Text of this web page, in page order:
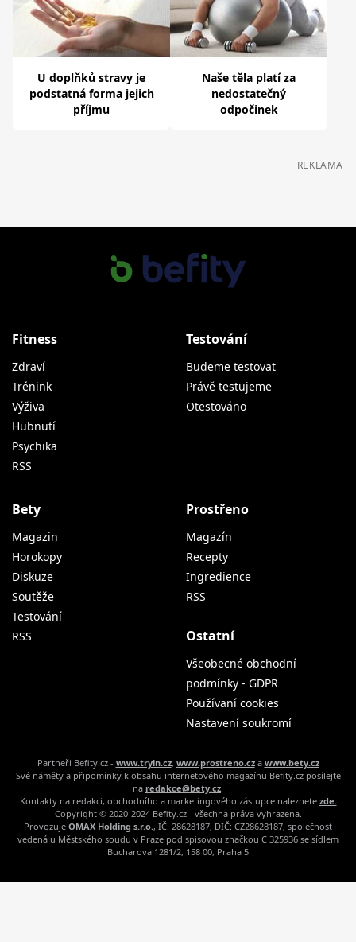
U doplňků stravy je
podstatná forma jejich
příjmu
Naše těla platí za
nedostatečný
odpočinek
REKLAMA
Fitness
Zdraví
Trénink
Výživa
Hubnutí
Psychika
RSS
Testování
Budeme testovat
Právě testujeme
Otestováno
Bety
Magazin
Horokopy
Diskuze
Soutěže
Testování
RSS
Prostřeno
Magazín
Recepty
Ingredience
RSS
Ostatní
Všeobecné obchodní
podmínky - GDPR
Používaní cookies
Nastavení soukromí
Partneři Befity.cz - www.tryin.cz, www.prostreno.cza www.bety.cz
Své náměty a připomínky k obsahu internetového magazínu Befity.cz posílejte
na redakce@bety.cz
Kontakty na redakci, obchodního a marketingového zástupce naleznete zde.
Copyright © 2020-2024 Befity.cz - všechna práva vyhrazena.
Provozuje OMAX Holding s.r.o., IČ: 28628187, DIČ: CZ28628187, společnost
vedená u Městského soudu v Praze pod spisovou značkou C 325936 se sídlem
Bucharova 1281/2, 158 00, Praha 5